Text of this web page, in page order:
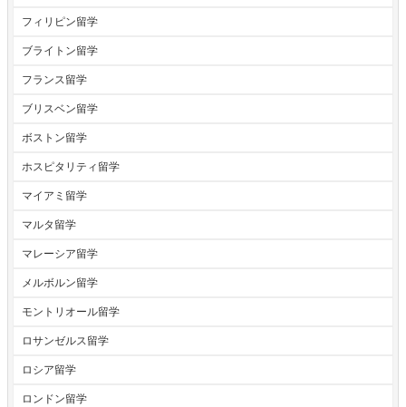
フィリピン留学
ブライトン留学
フランス留学
ブリスベン留学
ボストン留学
ホスピタリティ留学
マイアミ留学
マルタ留学
マレーシア留学
メルボルン留学
モントリオール留学
ロサンゼルス留学
ロシア留学
ロンドン留学